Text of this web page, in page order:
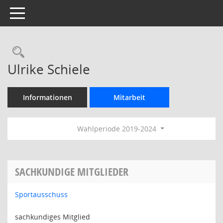
Toggle navigation
Rechercheauswahl
Ulrike Schiele
Informationen Mitarbeit
Wahlperiode 2019-2024
SACHKUNDIGE MITGLIEDER
Sportausschuss
sachkundiges Mitglied